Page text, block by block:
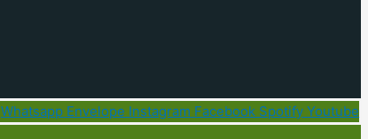
Whatsapp Envelope Instagram Facebook Spotify Youtube